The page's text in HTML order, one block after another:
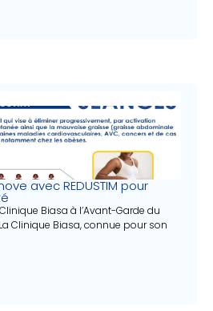
avec REDUSTIM pour
Biasa à l’Avant-Garde du
Clinique Biasa, connue pour son